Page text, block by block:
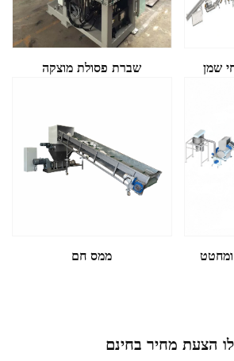
שברת פסולת מוצקה שמן
ממס חם
הצעת מחיר בחינם